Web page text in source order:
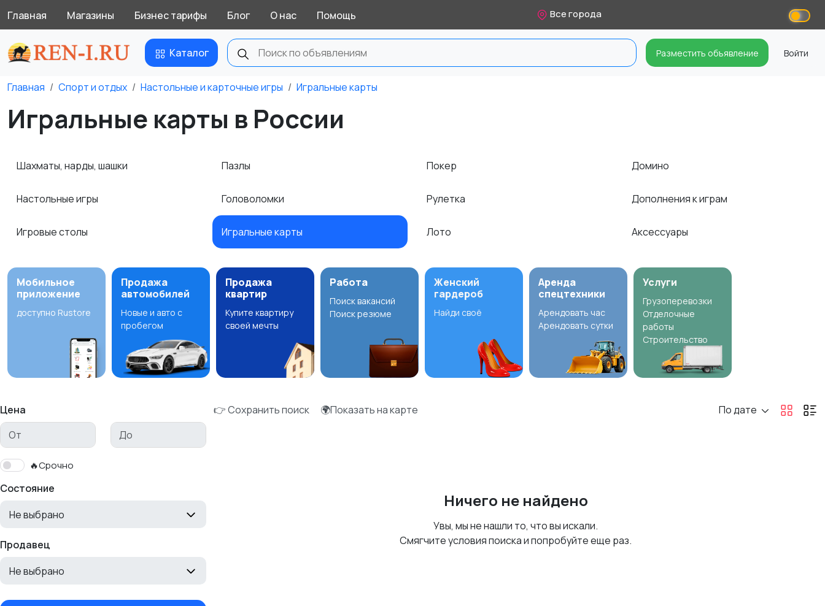
Главная Магазины Бизнес тарифы Блог О нас Помощь Все города
Каталог Разместить объявление Войти
Главная Спорт и отдых Настольные и карточные игры Игральные карты
Игральные карты в России
Шахматы, нарды, шашки
Настольные игры
Игровые столы
Пазлы
Головоломки
Игральные карты
Покер
Рулетка
Лото
Домино
Дополнения к играм
Аксессуары
Мобильное
приложение
доступно Rustore
Продажа
автомобилей
Новые и авто с
пробегом
Продажа
квартир
Купите квартиру
своей мечты
Работа
Поиск вакансий
Поиск резюме
Женский
гардероб
Найди своё
Аренда
спецтехники
Арендовать час
Арендовать сутки
Услуги
Грузоперевозки
Отделочные
работы
Строительство
Цена
🔥Срочно
Состояние
Не выбрано
Продавец
Не выбрано
👉 Сохранить поиск 🌍Показать на карте По дате
Ничего не найдено
Увы, мы не нашли то, что вы искали.
Смягчите условия поиска и попробуйте еще раз.